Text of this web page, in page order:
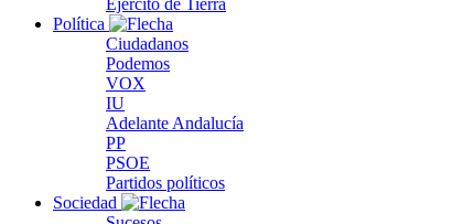
Ejército de Tierra
Política
Ciudadanos
Podemos
VOX
IU
Adelante Andalucía
PP
PSOE
Partidos políticos
Sociedad